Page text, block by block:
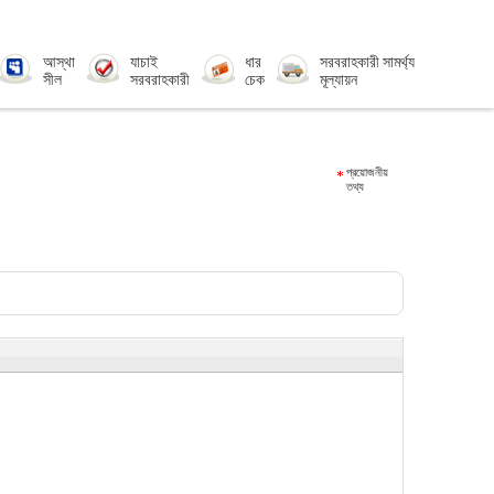
আস্থা
সীল
যাচাই
সরবরাহকারী
ধার
চেক
সরবরাহকারী সামর্থ্য
মূল্যায়ন
প্রয়োজনীয়
তথ্য